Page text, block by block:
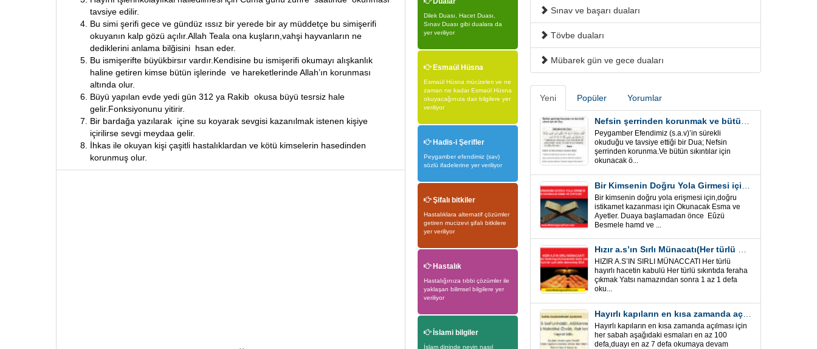
tavsiye edilir.
Bu simi şerifi gece ve gündüz ıssız bir yerede bir ay müddetçe bu simişerifi
okuyanın kalp gözü açılır.Allah Teala ona kuşların,vahşi hayvanların ne
dediklerini anlama bilğisini hsan eder.
Bu ismişerifte büyükbirsır vardır.Kendisine bu ismişerifi okumayı alışkanlık
haline getiren kimse bütün işlerinde ve hareketlerinde Allah’ın korunması
altında olur.
Büyü yapılan evde yedi gün 312 ya Rakib okusa büyü tesrsiz hale
gelir.Fonksiyonunu yitirir.
Bir bardağa yazılarak içine su koyarak sevgisi kazanılmak istenen kişiye
içirilirse sevgi meydaa gelir.
İhkas ile okuyan kişi çaşitli hastalıklardan ve kötü kimselerin hasedinden
korunmuş olur.
Dilek Duası, Hacet Duası,
Sınav Duası gibi dualara da
yer veriliyor
Esmaül Hüsna
Esmaül Hüsna mücizeleri ve ne
zaman ne kadar Esmaül Hüsna
okuyacağınıza dair bilgilere yer
veriliyor
Hadis-i Şerifler
Peygamber efendimiz (sav)
sözlü ifadelerine yer veriliyor
Şifalı bitkiler
Hastalıklara alternatif çözümler
getiren mucizevi şifalı bitkilere
yer veriliyor
Hastalık
Hastalığınıza tıbbi çözümler ile
yaklaşan bilimsel bilgilere yer
veriliyor
İslami bilgiler
İslam dininde neyin nasıl
Sınav ve başarı duaları
Tövbe duaları
Mübarek gün ve gece duaları
Yeni Popüler Yorumlar
Peygamber Efendimiz (s.a.v)’in sürekli
okuduğu ve tavsiye ettiği bir Dua; Nefsin
şerrinden korunma.Ve bütün sıkıntılar için
okunacak ö...
Bir kimsenin doğru yola erişmesi için,doğru
istikamet kazanması için Okunacak Esma ve
Ayetler. Duaya başlamadan önce Eûzü
Besmele hamd ve ...
HIZIR A.S’IN SIRLI MÜNACCATI Her türlü
hayırlı hacetin kabulü Her türlü sıkıntıda feraha
çıkmak Yatsı namazından sonra 1 az 1 defa
oku...
Hayırlı kapıların en kısa zamanda açılması için Esmalar ve Dua
Hayırlı kapıların en kısa zamanda açılması için
her sabah aşağıdaki esmaları en az 100
defa,duayı en az 7 defa okumaya devam